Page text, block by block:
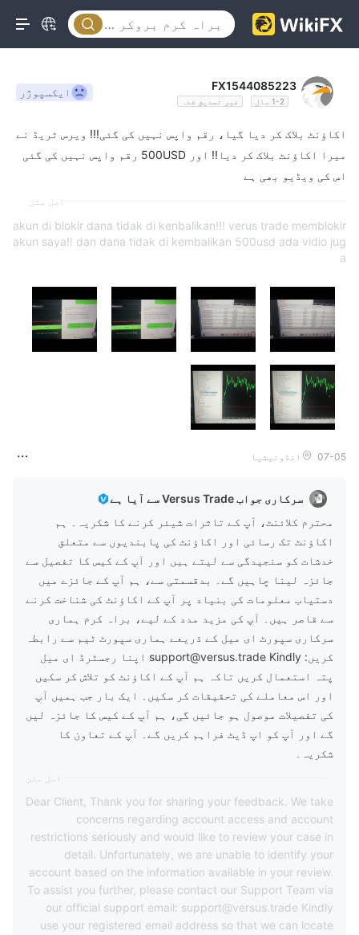
FX1544085223
1-2 سال غیر تصدیق شدہ
ایکسپوژر
اکاؤنٹ بلاک کر دیا گیا، رقم واپس نہیں کی گئی!!! ويرس ٹریڈ نے
میرا اکاؤنٹ بلاک کر دیا!! اور 500USD رقم واپس نہیں کی گئی
اس کی ویڈیو بھی ہے
اصل متن
akun di blokir dana tidak di kenbalikan!!! verus trade memblokir
akun saya!! dan dana tidak di kembalikan 500usd ada vidio jug
a
07-05 انڈونیشیا
سرکاری جواب Versus Trade سے آیا ہے
محترم کلائنٹ، آپ کے تاثرات شیئر کرنے کا شکریہ۔ ہم
اکاؤنٹ تک رسائی اور اکاؤنٹ کی پابندیوں سے متعلق
خدشات کو سنجیدگی سے لیتے ہیں اور آپ کے کیس کا تفصیل سے
جائزہ لینا چاہیں گے۔ بدقسمتی سے، ہم آپ کے جائزے میں
دستیاب معلومات کی بنیاد پر آپ کے اکاؤنٹ کی شناخت کرنے
سے قاصر ہیں۔ آپ کی مزید مدد کے لیے، براہ کرم ہماری
سرکاری سپورٹ ای میل کے ذریعے ہماری سپورٹ ٹیم سے رابطہ
کریں: support@versus.trade Kindly اپنا رجسٹرڈ ای میل
پتہ استعمال کریں تاکہ ہم آپ کے اکاؤنٹ کو تلاش کر سکیں
اور اس معاملے کی تحقیقات کر سکیں۔ ایک بار جب ہمیں آپ
کی تفصیلات موصول ہو جائیں گی، ہم آپ کے کیس کا جائزہ لیں
گے اور آپ کو اپ ڈیٹ فراہم کریں گے۔ آپ کے تعاون کا
شکریہ۔
اصل متن
Dear Client, Thank you for sharing your feedback. We take
concerns regarding account access and account
restrictions seriously and would like to review your case in
detail. Unfortunately, we are unable to identify your
account based on the information available in your review.
To assist you further, please contact our Support Team via
our official support email: support@versus.trade Kindly
use your registered email address so that we can locate